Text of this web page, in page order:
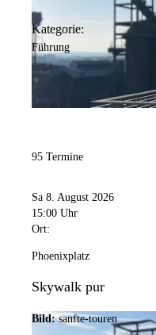
Kategorie:
Führung
95 Termine
Sa 8. August 2026
15:00 Uhr
Ort:
Phoenixplatz
Skywalk pur
Bild: sanfte-touren